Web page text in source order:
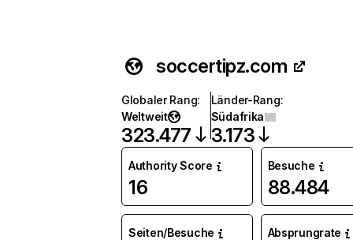
soccertipz.com
Globaler Rang:
Weltweit
323.477
Länder-Rang:
Südafrika
3.173
Authority Score
16
Besuche
88.484
Seiten/Besuche Absprungrate